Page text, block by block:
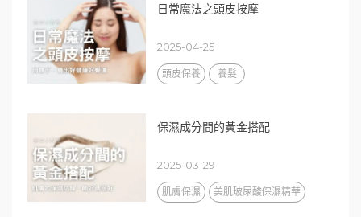
日常魔法之頭皮按摩
2025-04-25
頭皮保養 養髮
保濕成分間的黃金搭配
2025-03-29
肌膚保濕 美肌玻尿酸保濕精華